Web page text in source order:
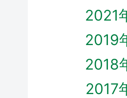
2021
2019
2018
2017